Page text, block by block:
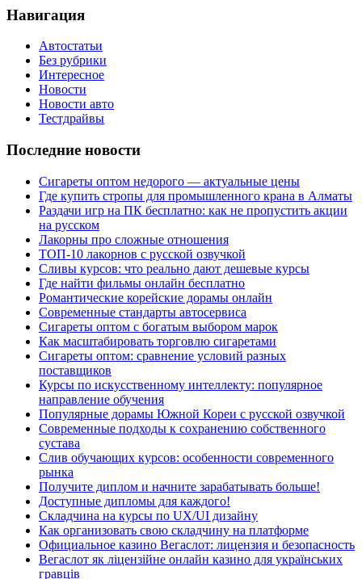
Навигация
Автостатьи
Без рубрики
Интересное
Новости
Новости авто
Тестдрайвы
Последние новости
Сигареты оптом недорого — актуальные цены
Где купить стропы для промышленного крана в Алматы
Раздачи игр на ПК бесплатно: как не пропустить акции
на русском
Лакорны про сложные отношения
ТОП-10 лакорнов с русской озвучкой
Сливы курсов: что реально дают дешевые курсы
Где найти фильмы онлайн бесплатно
Романтические корейские дорамы онлайн
Современные стандарты автосервиса
Сигареты оптом с богатым выбором марок
Как масштабировать торговлю сигаретами
Сигареты оптом: сравнение условий разных
поставщиков
Курсы по искусственному интеллекту: популярное
направление обучения
Популярные дорамы Южной Кореи с русской озвучкой
Современные подходы к сохранению собственного
сустава
Слив обучающих курсов: особенности современного
рынка
Получите диплом и начните зарабатывать больше!
Доступные дипломы для каждого!
Складчина на курсы по UX/UI дизайну
Как организовать свою складчину на платформе
Официальное казино Вегаслот: лицензия и безопасность
Вегаслот як ліцензійне онлайн казино для українських
гравців